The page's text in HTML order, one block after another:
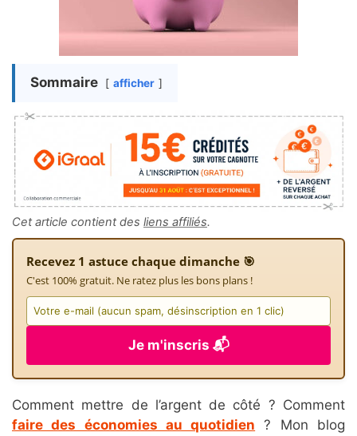
Sommaire afficher
Cet article contient des liens affiliés.
Recevez 1 astuce chaque dimanche 🎯
C'est 100% gratuit. Ne ratez plus les bons plans !
Je m'inscris 📬
Comment mettre de l’argent de côté ? Comment
faire des économies au quotidien ? Mon blog